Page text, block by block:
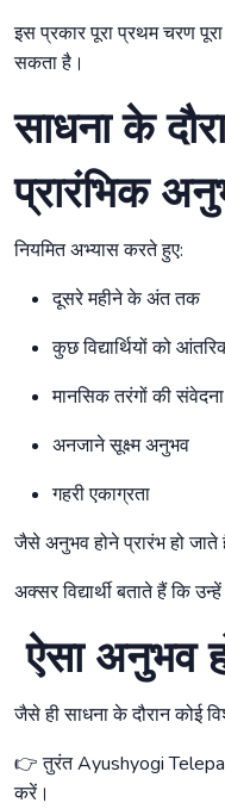
इस प्रकार पूरा प्रथम चरण
सकता है।
साधना के
प्रारंभिक
नियमित अभ्यास करते हुए:
दूसरे महीने के अंत तक
कुछ विद्यार्थियों को
मानसिक तरंगों की संवेदना
अनजाने सूक्ष्म अनुभव
गहरी एकाग्रता
जैसे अनुभव होने प्रारंभ हो जाते
अक्सर विद्यार्थी बताते हैं कि
ऐसा अनुभव
जैसे ही साधना के दौरान कोई
👉 तुरंत Ayushyogi
करें।